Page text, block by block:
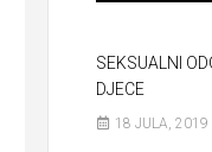
SEKSUALNI
DJECE
18 JULA, 2019